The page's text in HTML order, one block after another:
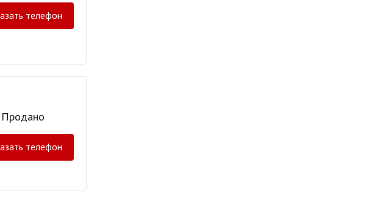
телефон
Продано
телефон